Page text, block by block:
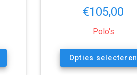
€105,00
Polo's
Opties selecteren